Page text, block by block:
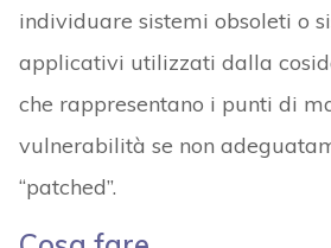
individuare sistemi obsoleti o
applicativi utilizzati dalla
che rappresentano i punti di
vulnerabilità se non
“patched”.